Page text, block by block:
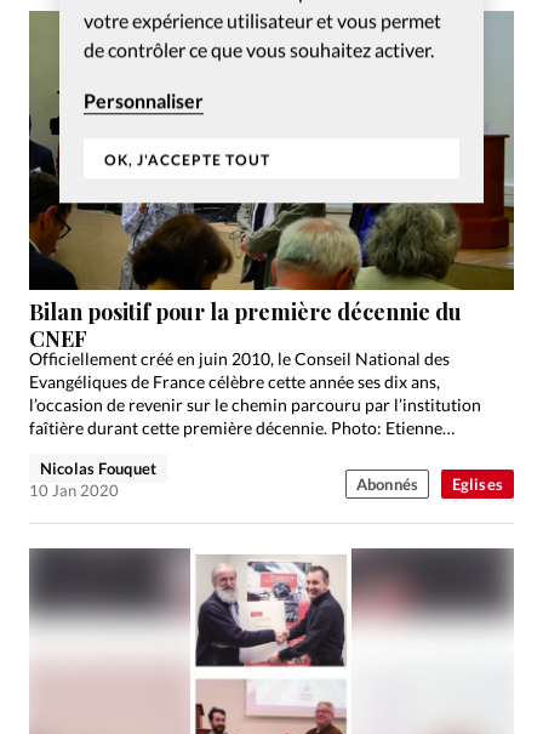
votre expérience utilisateur et vous permet
de contrôler ce que vous souhaitez activer.
Personnaliser
OK, J'ACCEPTE TOUT
Eglises
Bilan positif pour la première décennie du
CNEF
Officiellement créé en juin 2010, le Conseil National des
Evangéliques de France célèbre cette année ses dix ans,
l’occasion de revenir sur le chemin parcouru par l’institution
faîtière durant cette première décennie. Photo: Etienne
Nicolas Fouquet
10 Jan 2020
Abonnés